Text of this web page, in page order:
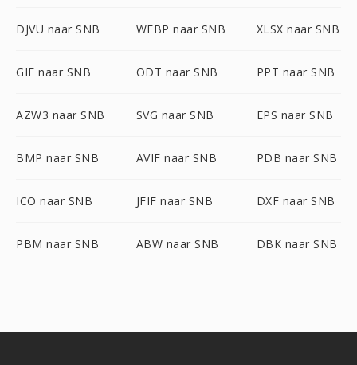
DJVU naar SNB WEBP naar SNB XLSX naar SNB
GIF naar SNB ODT naar SNB PPT naar SNB
AZW3 naar SNB SVG naar SNB EPS naar SNB
BMP naar SNB AVIF naar SNB PDB naar SNB
ICO naar SNB JFIF naar SNB DXF naar SNB
PBM naar SNB ABW naar SNB DBK naar SNB